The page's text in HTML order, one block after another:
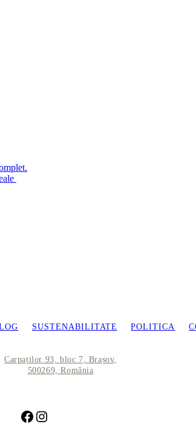
SUSTENABILITATE POLITICA
Carpaților 93, bloc 7, Brașov,
500269, România
Facebook Instagram